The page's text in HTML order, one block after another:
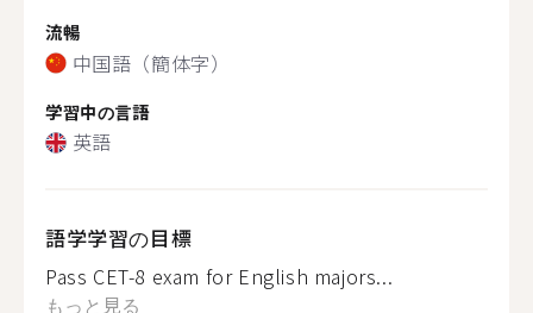
流暢
中国語（簡体字）
学習中の言語
英語
語学学習の目標
Pass CET-8 exam for English majors...
もっと見る